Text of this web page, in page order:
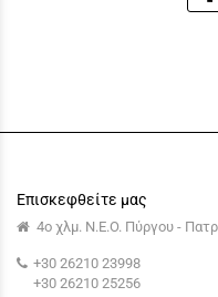
Επισκεφθείτε μας
4ο χλμ. Ν.Ε.Ο. Πύργου -
+30 26210 23998
+30 26210 25256